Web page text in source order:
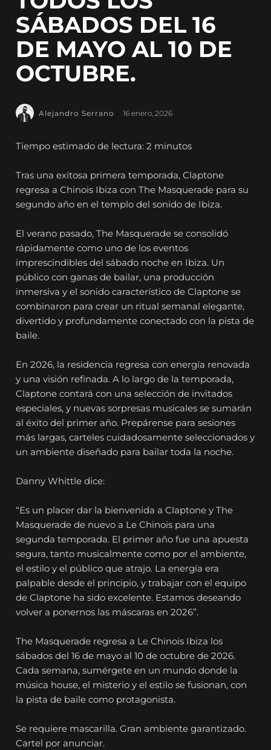
SÁBADOS DEL 16
DE MAYO AL 10 DE
OCTUBRE.
Alejandro Serrano 16 enero, 2026
Tiempo estimado de lectura: 2 minutos
Tras una exitosa primera temporada, Claptone
regresa a Chinois Ibiza con The Masquerade para su
segundo año en el templo del sonido de Ibiza.
El verano pasado, The Masquerade se consolidó
rápidamente como uno de los eventos
imprescindibles del sábado noche en Ibiza. Un
público con ganas de bailar, una producción
inmersiva y el sonido característico de Claptone se
combinaron para crear un ritual semanal elegante,
divertido y profundamente conectado con la pista de
baile.
En 2026, la residencia regresa con energía renovada
y una visión refinada. A lo largo de la temporada,
Claptone contará con una selección de invitados
especiales, y nuevas sorpresas musicales se sumarán
al éxito del primer año. Prepárense para sesiones
más largas, carteles cuidadosamente seleccionados y
un ambiente diseñado para bailar toda la noche.
Danny Whittle dice:
“Es un placer dar la bienvenida a Claptone y The
Masquerade de nuevo a Le Chinois para una
segunda temporada. El primer año fue una apuesta
segura, tanto musicalmente como por el ambiente,
el estilo y el público que atrajo. La energía era
palpable desde el principio, y trabajar con el equipo
de Claptone ha sido excelente. Estamos deseando
volver a ponernos las máscaras en 2026”.
The Masquerade regresa a Le Chinois Ibiza los
sábados del 16 de mayo al 10 de octubre de 2026.
Cada semana, sumérgete en un mundo donde la
música house, el misterio y el estilo se fusionan, con
la pista de baile como protagonista.
Se requiere mascarilla. Gran ambiente garantizado.
Cartel por anunciar.